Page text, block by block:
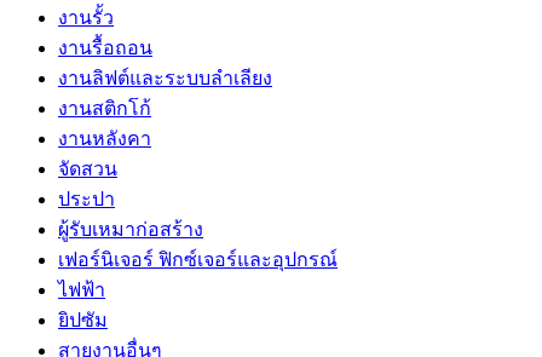
งานรั้ว
งานรื้อถอน
งานลิฟต์และระบบลำเลียง
งานสติกโก้
งานหลังคา
จัดสวน
ประปา
ผู้รับเหมาก่อสร้าง
เฟอร์นิเจอร์ ฟิกซ์เจอร์และอุปกรณ์
ไฟฟ้า
ยิปซัม
สายงานอื่นๆ